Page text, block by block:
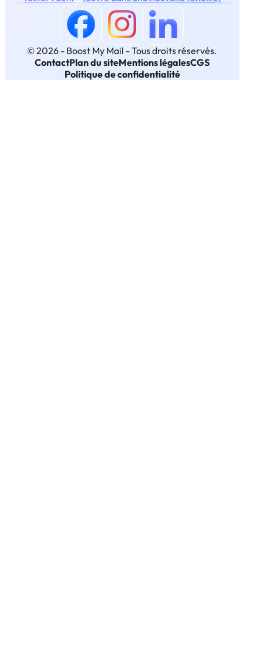
© 2026 - Boost My Mail -Tous droits réservés.
ContactPlan du siteMentions légalesCGS
Politique de confidentialité